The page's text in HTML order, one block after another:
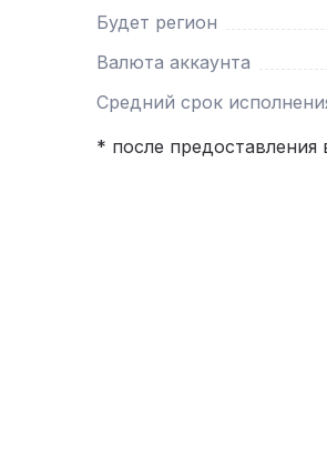
Будет регион
Валюта аккаунта
Средний срок
* после предоставления